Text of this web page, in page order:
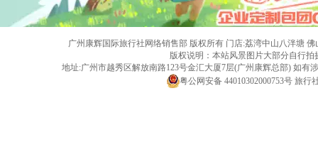
广州康辉国际旅行社网络销售部 版权所有 门店:荔湾中山八泮塘 佛
版权说明：本站风景图片大部分自行
地址:广州市越秀区解放南路123号金汇大厦7层(广州康辉总部) 如
粤公网安备 44010302000753号 旅行